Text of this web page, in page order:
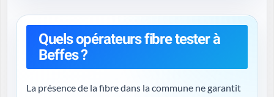
Quels opérateurs fibre tester à
Beffes ?
La présence de la fibre dans la commune ne garantit